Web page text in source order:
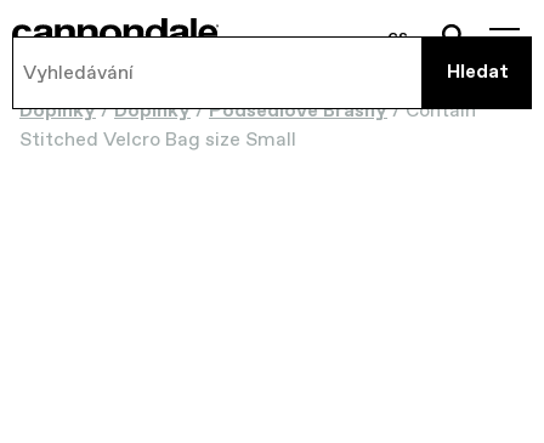
cs
Doplňky/Doplňky/Podsedlové Brašny/Contain
Stitched Velcro Bag size Small